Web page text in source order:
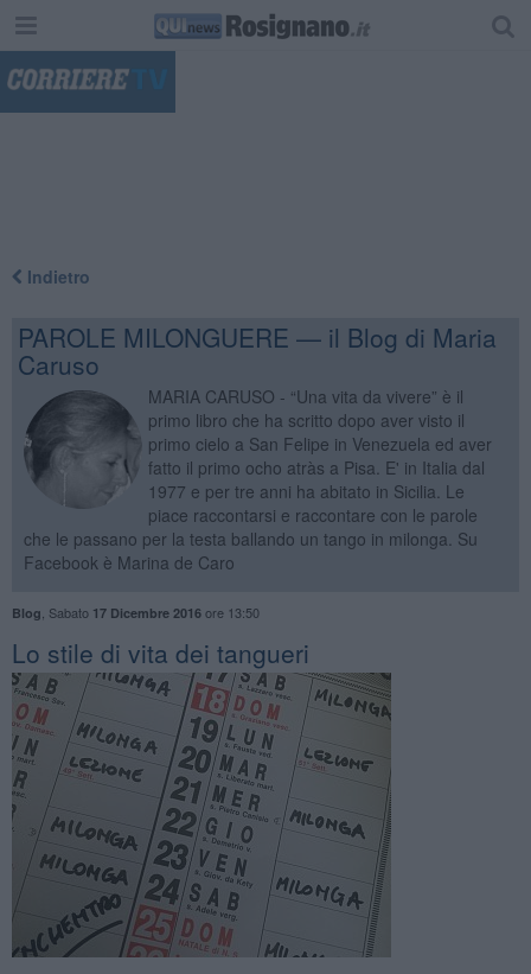
Indietro
PAROLE MILONGUERE — il Blog di Maria
Caruso
MARIA CARUSO - “Una vita da vivere” è il
primo libro che ha scritto dopo aver visto il
primo cielo a San Felipe in Venezuela ed aver
fatto il primo ocho atràs a Pisa. E' in Italia dal
1977 e per tre anni ha abitato in Sicilia. Le
piace raccontarsi e raccontare con le parole
che le passano per la testa ballando un tango in milonga. Su
Facebook è Marina de Caro
Blog Sabato 17 Dicembre 2016ore 13:50
Lo stile di vita dei tangueri